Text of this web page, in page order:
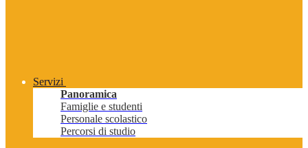
Servizi
Panoramica
Famiglie e studenti
Personale scolastico
Percorsi di studio